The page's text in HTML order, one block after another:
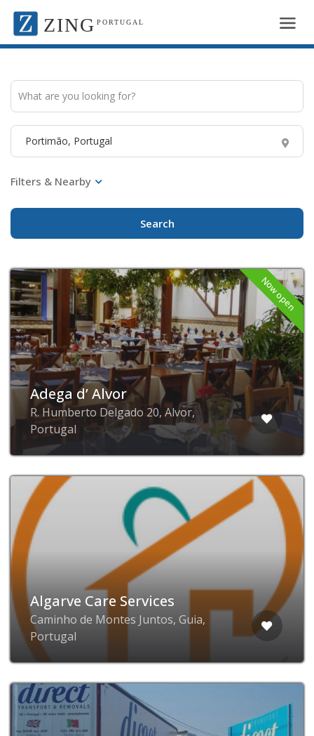
ZING PORTUGAL
Search
Now open
Adega d’ Alvor
R. Humberto Delgado 20, Alvor,
Portugal
Algarve Care Services
Caminho de Montes Juntos, Guia,
Portugal